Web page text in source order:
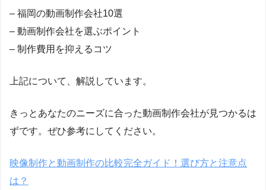
– 福岡の動画制作会社10選
– 動画制作会社を選ぶポイント
– 制作費用を抑えるコツ
上記について、解説しています。
きっとあなたのニーズに合った動画制作会社が見つかるは
ずです。ぜひ参考にしてください。
映像制作と動画制作の比較完全ガイド！選び方と注意点
は？